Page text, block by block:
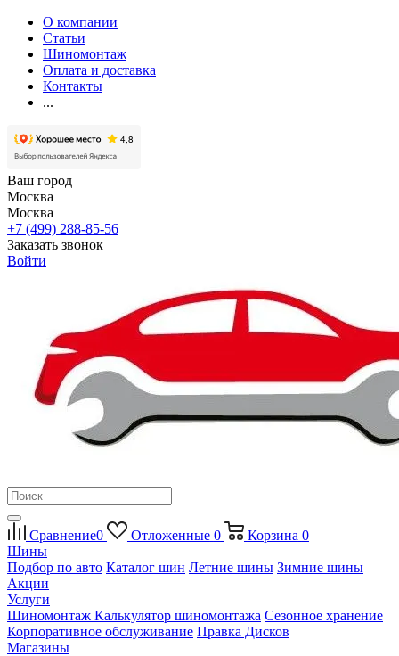
О компании
Статьи
Шиномонтаж
Оплата и доставка
Контакты
...
Ваш город
Москва
Москва
+7 (499) 288-85-56
Заказать звонок
Войти
Сравнение0 Отложенные 0 Корзина 0
Шины
Подбор по авто Каталог шин Летние шины Зимние шины
Акции
Услуги
Шиномонтаж Калькулятор шиномонтажа Сезонное хранение
Корпоративное обслуживание Правка Дисков
Магазины